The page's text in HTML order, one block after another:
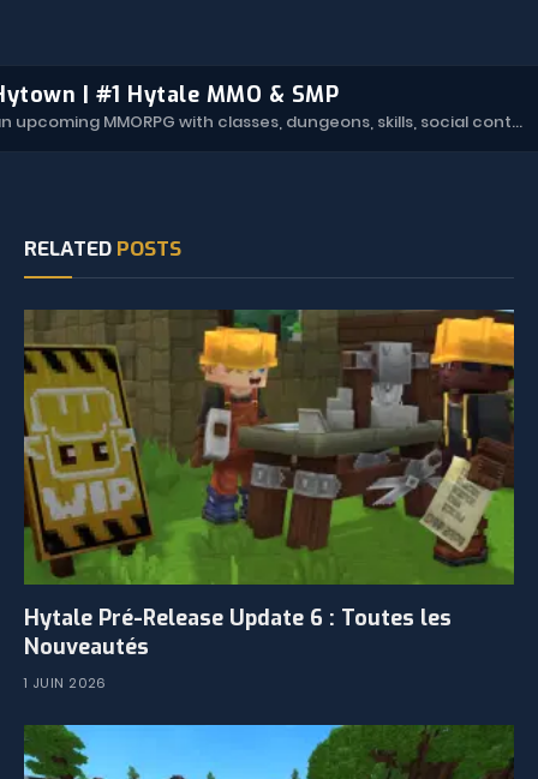
| #1 Hytale MMO & SMP
Hytown is an upcoming MMORPG with classes, dungeons, skills, social content, and more.
RELATED POSTS
Hytale Pré-Release Update 6 : Toutes les
Nouveautés
1 JUIN 2026